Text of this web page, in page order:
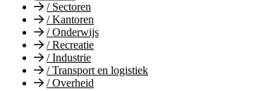
/Sectoren
/Kantoren
/Onderwijs
/Recreatie
/Industrie
/Transport en logistiek
/Overheid